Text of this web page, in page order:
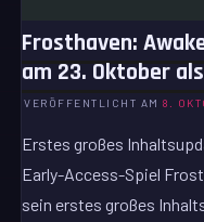
Frosthaven:
am 23. Oktober
VERÖFFENTLICHT AM8.
Erstes großes
Early-Access-Spiel
sein erstes großes